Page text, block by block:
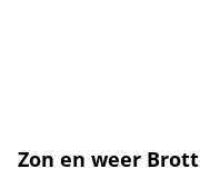
Zon en weer